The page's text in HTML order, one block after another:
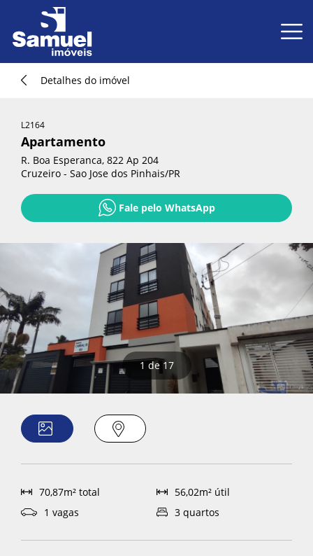
Detalhes do imóvel
L2164
Apartamento
R. Boa Esperanca, 822 Ap 204
Cruzeiro - Sao Jose dos Pinhais/PR
Fale pelo WhatsApp
1de 17
70,87m² total
56,02m² útil
1 vagas
3 quartos